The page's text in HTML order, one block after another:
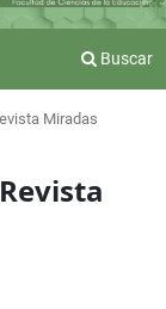
Buscar
Miradas